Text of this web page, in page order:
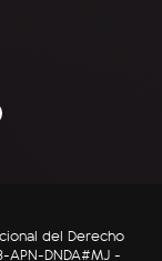
del Derecho
APN-DNDA#MJ -